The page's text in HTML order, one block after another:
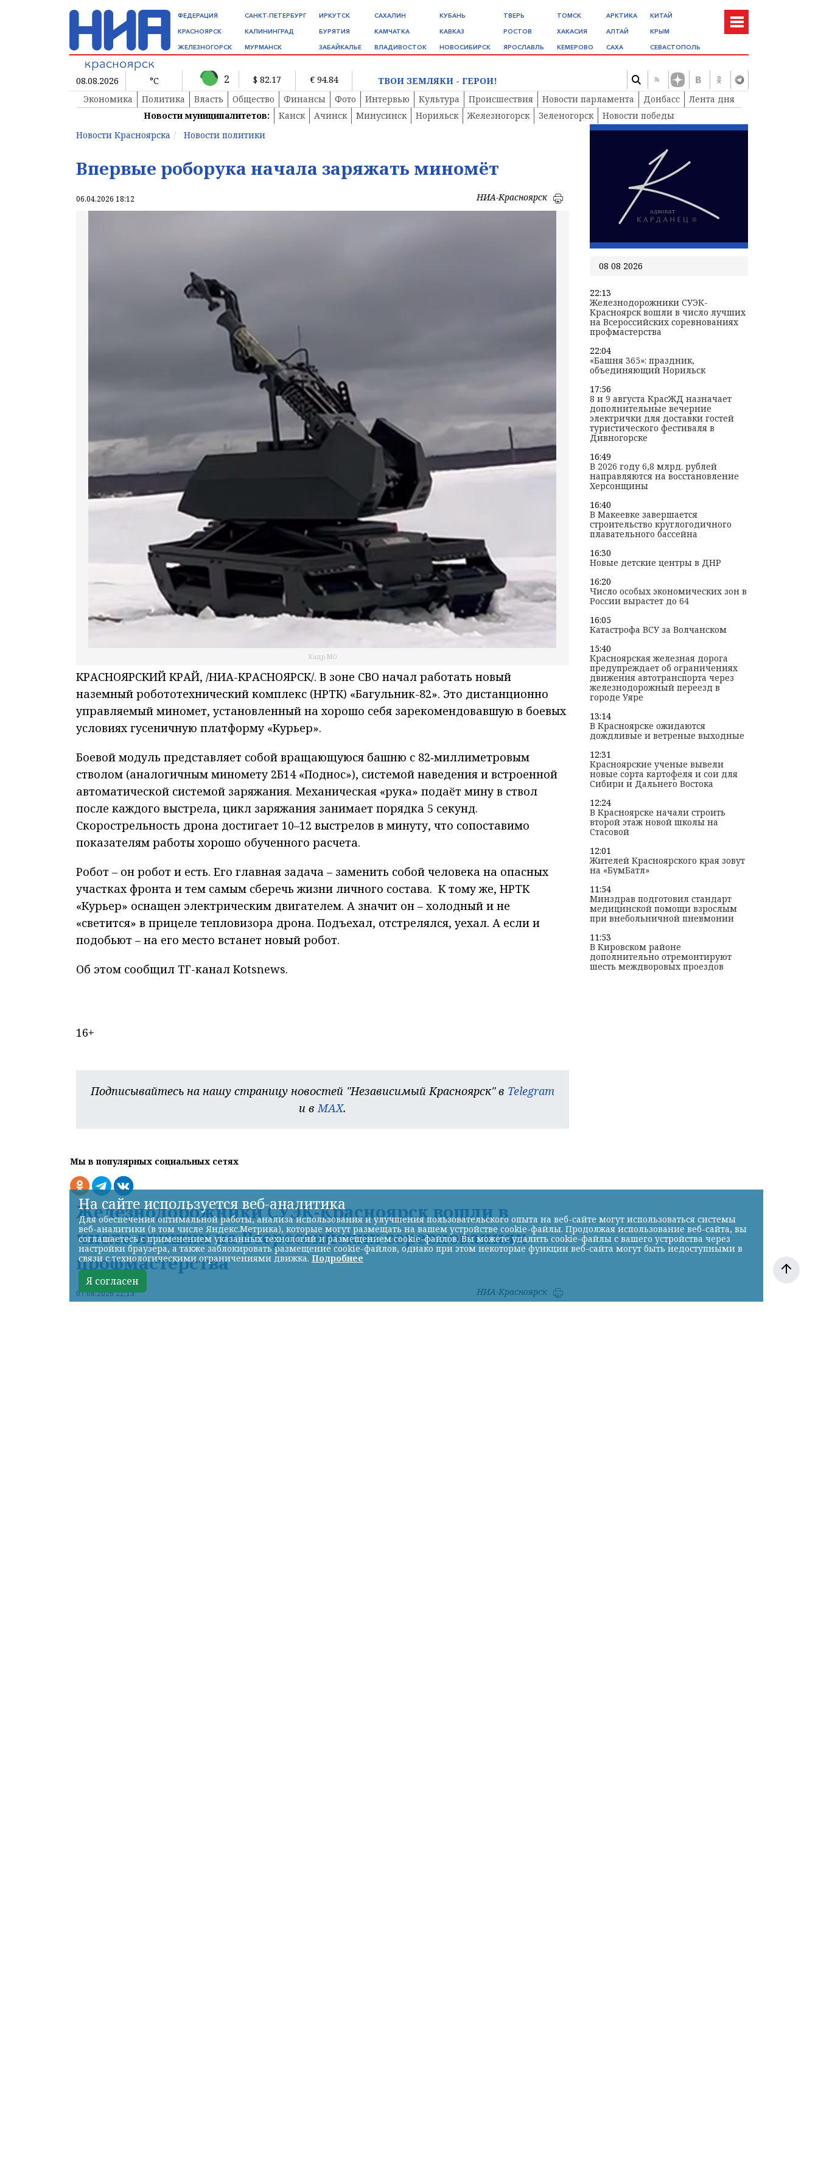
ФЕДЕРАЦИЯ
КРАСНОЯРСК
ЖЕЛЕЗНОГОРСК
САНКТ-ПЕТЕРБУРГ
КАЛИНИНГРАД
МУРМАНСК
ИРКУТСК
БУРЯТИЯ
ЗАБАЙКАЛЬЕ
САХАЛИН
КАМЧАТКА
ВЛАДИВОСТОК
КУБАНЬ
КАВКАЗ
НОВОСИБИРСК
ТВЕРЬ
РОСТОВ
ЯРОСЛАВЛЬ
ТОМСК
ХАКАСИЯ
КЕМЕРОВО
АРКТИКА
АЛТАЙ
САХА
КИТАЙ
КРЫМ
СЕВАСТОПОЛЬ
08.08.2026 °C 2 $ 82.17 € 94.84
ТВОИ ЗЕМЛЯКИ - ГЕРОИ!
Экономика
Политика Власть Общество Финансы Фото Интервью Культура Происшествия Новости парламента Донбасс
Лента дня
Новости муниципалитетов:
Канск Ачинск Минусинск Норильск Железногорск Зеленогорск
Новости победы
Новости Красноярска
Новости политики
Впервые роборука начала заряжать миномёт
06.04.2026 18:12 НИА-Красноярск
Кадр МО
КРАСНОЯРСКИЙ КРАЙ, /НИА-КРАСНОЯРСК/. В зоне СВО начал работать новый
наземный робототехнический комплекс (НРТК) «Багульник-82». Это дистанционно
управляемый миномет, установленный на хорошо себя зарекомендовавшую в боевых
условиях гусеничную платформу «Курьер».
Боевой модуль представляет собой вращающуюся башню с 82‑миллиметровым
стволом (аналогичным миномету 2Б14 «Поднос»), системой наведения и встроенной
автоматической системой заряжания. Механическая «рука» подаёт мину в ствол
после каждого выстрела, цикл заряжания занимает порядка 5 секунд.
Скорострельность дрона достигает 10–12 выстрелов в минуту, что сопоставимо
показателям работы хорошо обученного расчета.
Робот – он робот и есть. Его главная задача – заменить собой человека на опасных
участках фронта и тем самым сберечь жизни личного состава. К тому же, НРТК
«Курьер» оснащен электрическим двигателем. А значит он – холодный и не
«светится» в прицеле тепловизора дрона. Подъехал, отстрелялся, уехал. А если и
подобьют – на его место встанет новый робот.
Об этом сообщил ТГ-канал Kotsnews.
16+
Подписывайтесь на нашу страницу новостей "Независимый Красноярск" в Telegram
и вMAX.
Мы в популярных социальных сетях
Железнодорожники СУЭК-Красноярск вошли в
число лучших на Всероссийских соревнованиях
профмастерства
07.08.2026 22:13 НИА-Красноярск
08 08 2026
22:13
Железнодорожники СУЭК-
Красноярск вошли в число лучших
на Всероссийских соревнованиях
профмастерства
22:04
«Башня 365»: праздник,
объединяющий Норильск
17:56
8 и 9 августа КрасЖД назначает
дополнительные вечерние
электрички для доставки гостей
туристического фестиваля в
Дивногорске
16:49
В 2026 году 6,8 млрд. рублей
направляются на восстановление
Херсонщины
16:40
В Макеевке завершается
строительство круглогодичного
плавательного бассейна
16:30
Новые детские центры в ДНР
16:20
Число особых экономических зон в
России вырастет до 64
16:05
Катастрофа ВСУ за Волчанском
15:40
Красноярская железная дорога
предупреждает об ограничениях
движения автотранспорта через
железнодорожный переезд в
городе Уяре
13:14
В Красноярске ожидаются
дождливые и ветреные выходные
12:31
Красноярские ученые вывели
новые сорта картофеля и сои для
Сибири и Дальнего Востока
12:24
В Красноярске начали строить
второй этаж новой школы на
Стасовой
12:01
Жителей Красноярского края зовут
на «БумБатл»
11:54
Минздрав подготовил стандарт
медицинской помощи взрослым
при внебольничной пневмонии
11:53
В Кировском районе
дополнительно отремонтируют
шесть междворовых проездов
На сайте используется веб-аналитика
Для обеспечения оптимальной работы, анализа использования и улучшения пользовательского опыта на веб-сайте могут использоваться системы
веб-аналитики (в том числе Яндекс.Метрика), которые могут размещать на вашем устройстве cookie-файлы. Продолжая использование веб-сайта, вы
соглашаетесь с применением указанных технологий и размещением cookie-файлов. Вы можете удалить cookie-файлы с вашего устройства через
настройки браузера, а также заблокировать размещение cookie-файлов, однако при этом некоторые функции веб-сайта могут быть недоступными в
связи с технологическими ограничениями движка. Подробнее
Я согласен